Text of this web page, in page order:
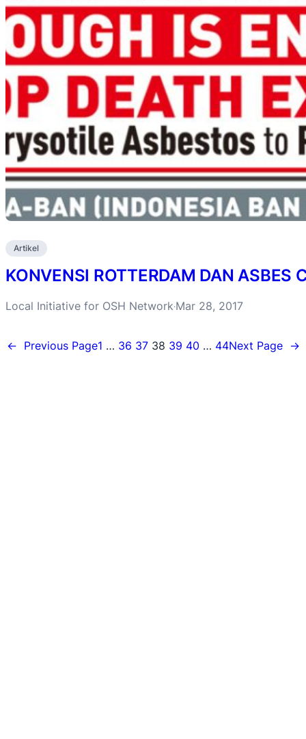
Artikel
KONVENSI ROTTERDAM DAN ASBES
Local Initiative for OSH Network·Mar 28, 2017
← Previous Page1 … 36 37 38 39 40 … 44Next Page →